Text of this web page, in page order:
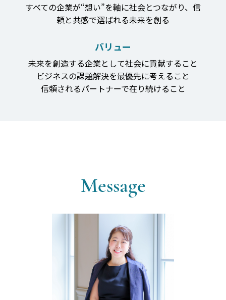
すべての企業が“想い”を軸に社会とつながり、信
頼と共感で選ばれる未来を創る
バリュー
未来を創造する企業として社会に貢献すること
ビジネスの課題解決を最優先に考えること
信頼されるパートナーで在り続けること​
Message